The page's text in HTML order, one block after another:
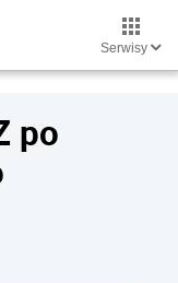
Serwisy
po